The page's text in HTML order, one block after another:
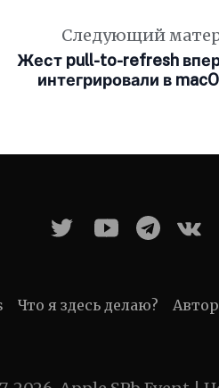
Следующий
Жест pull-to-refresh
интегрировали в
Что я здесь делаю?